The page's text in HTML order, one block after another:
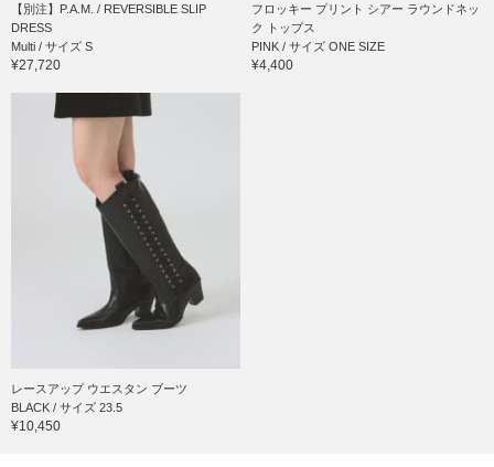
【別注】P.A.M. / REVERSIBLE SLIP
DRESS
Multi / サイズ S
¥27,720
フロッキー プリント シアー ラウンドネッ
ク トップス
PINK / サイズ ONE SIZE
¥4,400
レースアップ ウエスタン ブーツ
BLACK / サイズ 23.5
¥10,450